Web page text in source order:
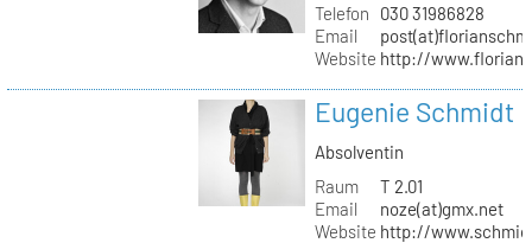
Telefon
030 31986828
Email
Website http://
Eugenie Schmidt
Absolventin
Raum
T 2.01
Email
noze(at)gmx.net
Website http://